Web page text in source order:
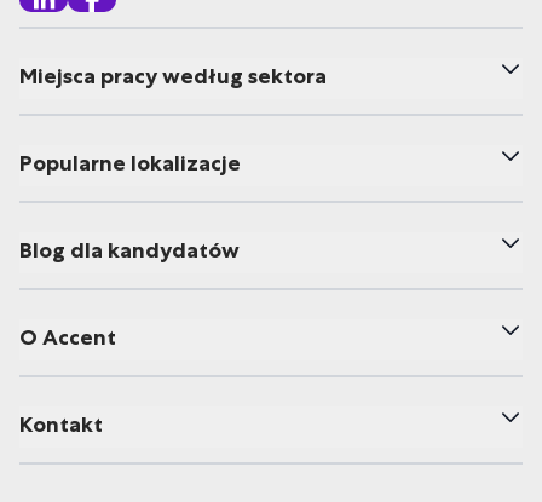
Miejsca pracy według sektora
Popularne lokalizacje
Blog dla kandydatów
O Accent
Kontakt